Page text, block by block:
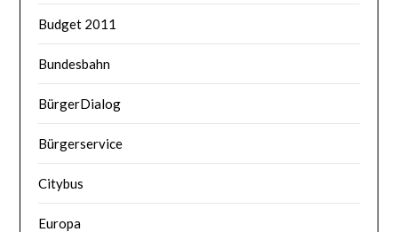
Budget 2011
Bundesbahn
BürgerDialog
Bürgerservice
Citybus
Europa